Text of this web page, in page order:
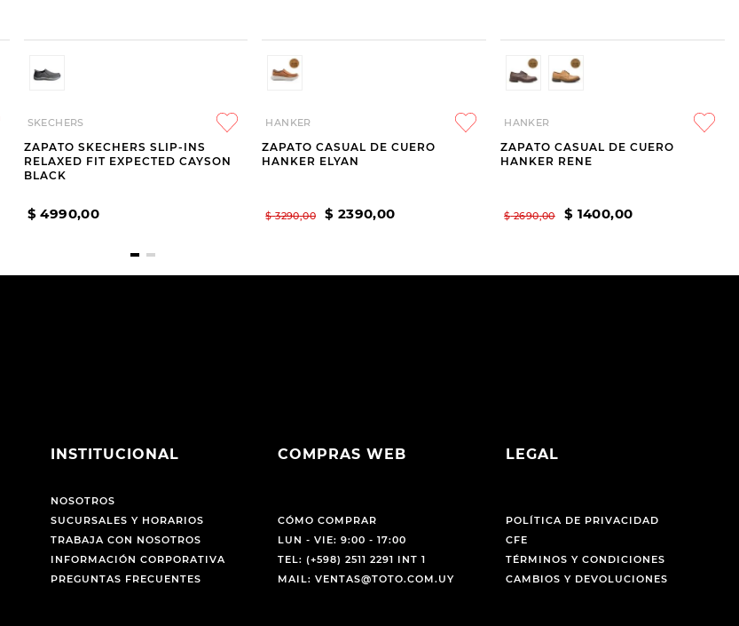
SKECHERS
ZAPATO SKECHERS SLIP-INS
RELAXED FIT EXPECTED CAYSON
BLACK
$ 4990,00
HANKER
ZAPATO CASUAL DE CUERO
HANKER ELYAN
$ 3290,00 $ 2390,00
HANKER
ZAPATO CASUAL DE CUERO
HANKER RENE
$ 2690,00 $ 1400,00
INSTITUCIONAL
NOSOTROS
SUCURSALES Y HORARIOS
TRABAJA CON NOSOTROS
INFORMACIÓN CORPORATIVA
PREGUNTAS FRECUENTES
COMPRAS WEB
CÓMO COMPRAR
LUN - VIE: 9:00 - 17:00
TEL: (+598) 2511 2291 INT 1
MAIL: VENTAS@TOTO.COM.UY
LEGAL
POLÍTICA DE PRIVACIDAD
CFE
TÉRMINOS Y CONDICIONES
CAMBIOS Y DEVOLUCIONES